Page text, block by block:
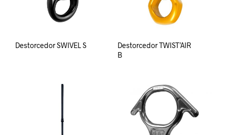
Destorcedor SWIVEL S
Destorcedor TWIST’AIR
B